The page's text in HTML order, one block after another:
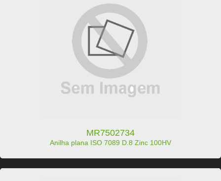
MR7502734
Anilha plana ISO 7089 D.8 Zinc 100HV